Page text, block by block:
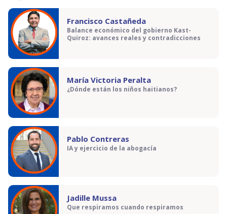
Francisco Castañeda
Balance económico del gobierno Kast-
Quiroz: avances reales y contradicciones
María Victoria Peralta
¿Dónde están los niños haitianos?
Pablo Contreras
IA y ejercicio de la abogacía
Jadille Mussa
Que respiramos cuando respiramos